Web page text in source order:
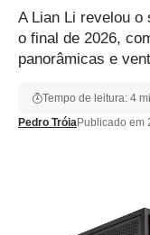
A Lian Li revelou o
o final de 2026,
panorâmicas e
Pedro TróiaPublicado em
Tempo de leitura: 4